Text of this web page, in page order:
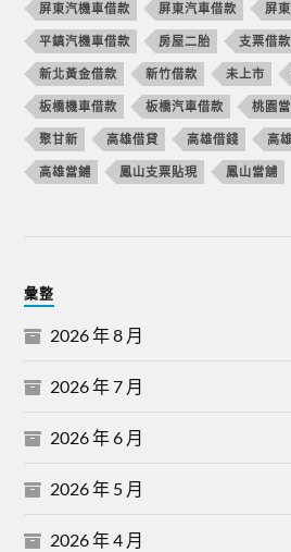
屏東汽機車借款 屏東汽車借款 屏
平鎮汽機車借款 房屋二胎 支票借款
新北黃金借款 新竹借款 未上市
板橋機車借款 板橋汽車借款 桃園
聚甘新 高雄借貸 高雄借錢 高
高雄當鋪 鳳山支票貼現 鳳山當舖
彙整
2026 年 8 月
2026 年 7 月
2026 年 6 月
2026 年 5 月
2026 年 4 月